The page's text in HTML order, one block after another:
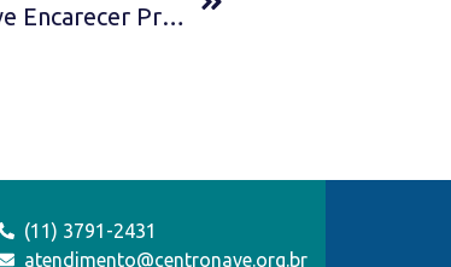
Frete China-Brasil Dispara E Deve Encarecer Produtos Importados
(11) 3791-2431
atendimento@centronave.org.br